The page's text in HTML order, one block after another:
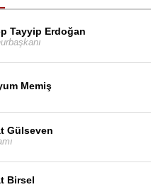
Tayyip Erdoğan
Memiş
Gülseven
Birsel